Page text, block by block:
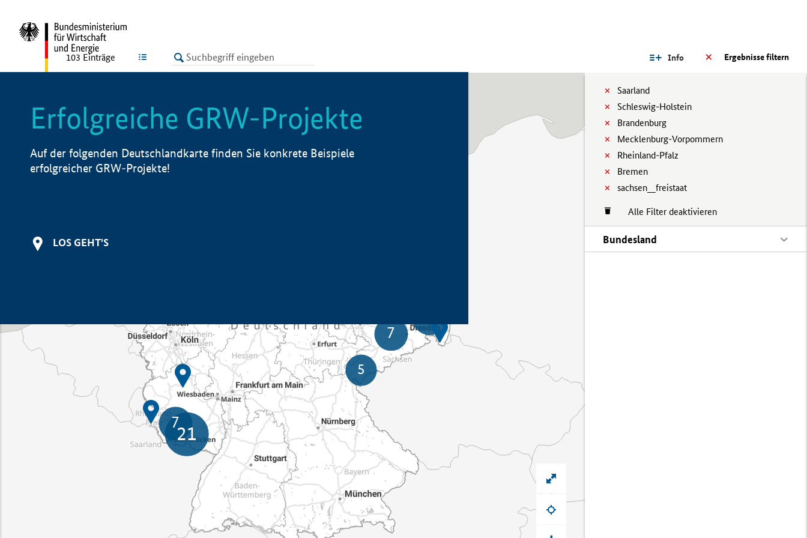
LISTE Ergebnisse filtern
Info
Saarland
Schleswig-Holstein
Brandenburg
Mecklenburg-Vorpommern
Rheinland-Pfalz
Bremen
sachsen__freistaat
Alle Filter deaktivieren
Bundesland
103 Einträge
Erfolgreiche GRW-Projekte
Auf der folgenden Deutschlandkarte finden Sie konkrete Beispiele
erfolgreicher GRW-Projekte!
LOS GEHT'S